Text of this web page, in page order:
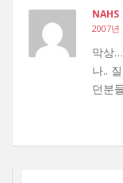
NAHS
2007년
막상
나..
던분